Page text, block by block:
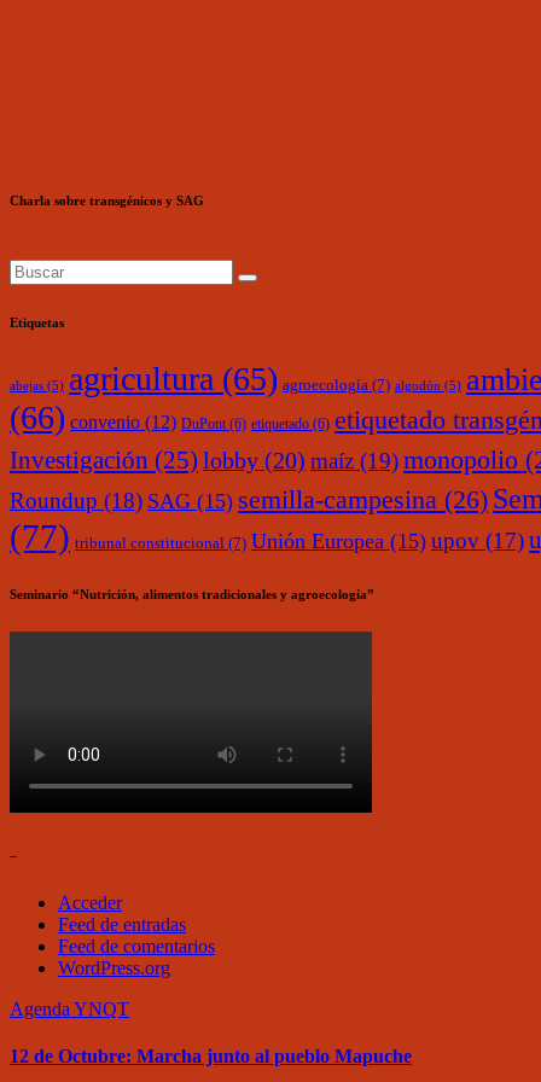
Charla sobre transgénicos y SAG
Etiquetas
abejas (5) agricultura (65) agroecología (7) algodón (5)
(66) convenio (12) DuPont (6) etiquetado (6) etiquetado
Investigación (25) lobby (20) maíz (19)monopolio
Roundup (18) SAG (15) semilla-campesina (26)
(77) tribunal constitucional (7) Unión Europea (15) upov (17)
Seminario “Nutrición, alimentos tradicionales y agroecología”
–
Acceder
Feed de entradas
Feed de comentarios
WordPress.org
Agenda YNQT
12 de Octubre: Marcha junto al pueblo Mapuche